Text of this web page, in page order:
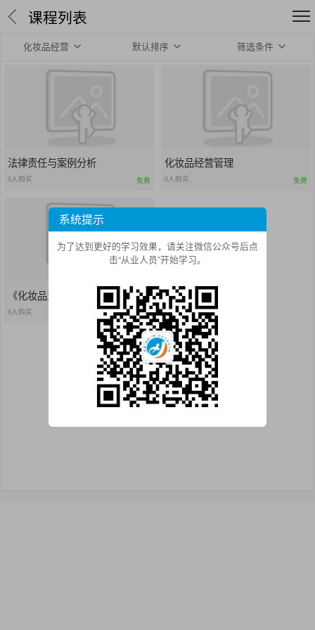
课程列表
化妆品经营 默认排序 筛选条件
法律责任与案例分析
免费
0人购买
化妆品经营管理
免费
0人购买
《化妆品监督管理条例》讲解
免费
0人购买
系统提示
为了达到更好的学习效果，请关注微信公众号后点
击“从业人员”开始学习。